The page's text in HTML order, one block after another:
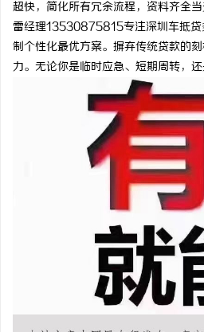
超快，简化所有冗余流程，资料齐全
雷经理13530875815专注深圳车抵贷
制个性化最优方案。摒弃传统贷款的
力。无论你是临时应急、短期周转，